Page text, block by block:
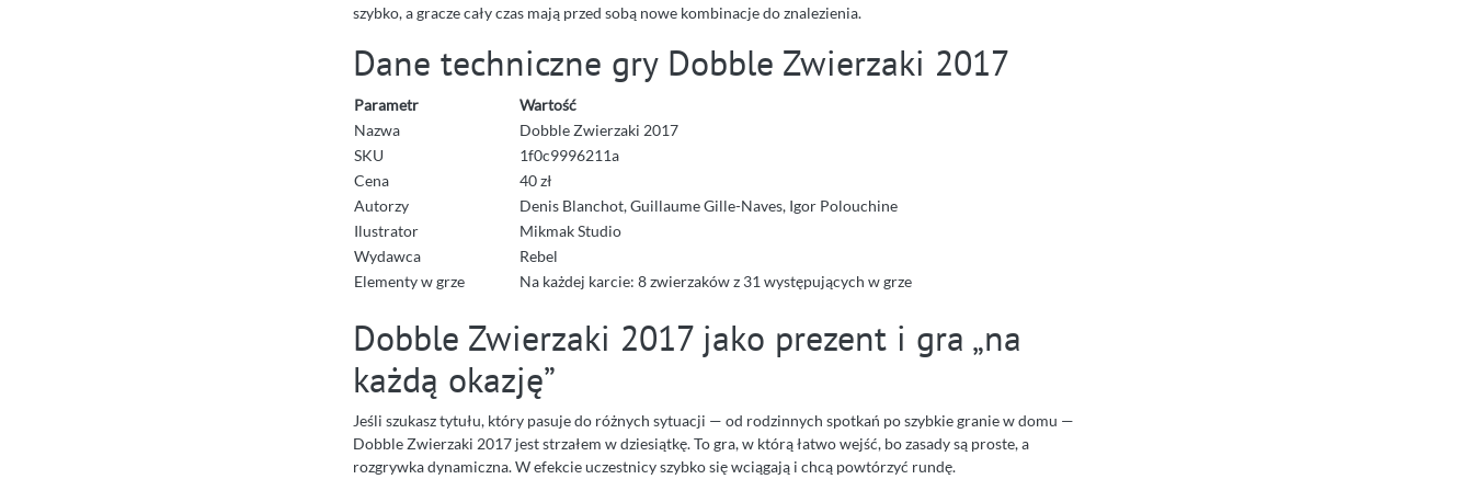
szybko, a gracze cały czas mają przed sobą nowe kombinacje do znalezienia.
Dane techniczne gry Dobble Zwierzaki 2017
Parametr
Wartość
Nazwa
Dobble Zwierzaki 2017
SKU
1f0c9996211a
Cena
40 zł
Autorzy
Denis Blanchot, Guillaume Gille-Naves, Igor Polouchine
Ilustrator
Mikmak Studio
Wydawca
Rebel
Elementy w grze
Na każdej karcie: 8 zwierzaków z 31 występujących w grze
Dobble Zwierzaki 2017 jako prezent i gra „na
każdą okazję”
Jeśli szukasz tytułu, który pasuje do różnych sytuacji — od rodzinnych spotkań po szybkie granie w domu —
Dobble Zwierzaki 2017 jest strzałem w dziesiątkę. To gra, w którą łatwo wejść, bo zasady są proste, a
rozgrywka dynamiczna. W efekcie uczestnicy szybko się wciągają i chcą powtórzyć rundę.